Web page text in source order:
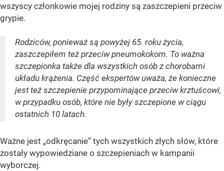
wszyscy członkowie mojej rodziny są zaszczepieni przeciw
grypie.
Rodziców, ponieważ są powyżej 65. roku życia,
zaszczepiłem też przeciw pneumokokom. To ważna
szczepionka także dla wszystkich osób z chorobami
układu krążenia. Część ekspertów uważa, że konieczne
jest też szczepienie przypominające przeciw krztuścowi,
w przypadku osób, które nie były szczepione w ciągu
ostatnich 10 latach.
Ważne jest „odkręcanie” tych wszystkich złych słów, które
zostały wypowiedziane o szczepieniach w kampanii
wyborczej.